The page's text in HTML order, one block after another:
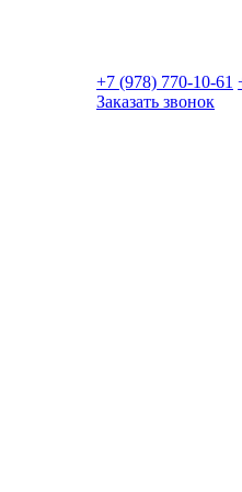
+7 (978) 770-10-61
Заказать звонок